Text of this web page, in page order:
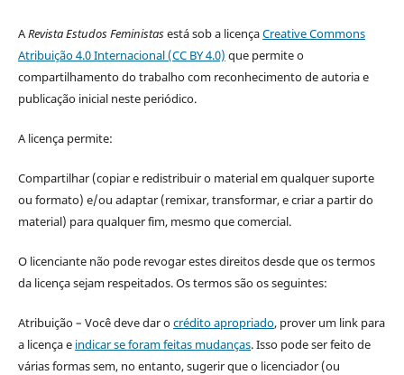
ARevista Estudos Feministasestá sob a licençaCreative Commons
Atribuição 4.0 Internacional (CC BY 4.0) que permite o
compartilhamento do trabalho com reconhecimento de autoria e
publicação inicial neste periódico.
A licença permite:
Compartilhar (copiar e redistribuir o material em qualquer suporte
ou formato) e/ou adaptar (remixar, transformar, e criar a partir do
material) para qualquer fim, mesmo que comercial.
O licenciante não pode revogar estes direitos desde que os termos
da licença sejam respeitados. Os termos são os seguintes:
Atribuição – Você deve dar ocrédito apropriado, prover um link para
a licença e indicar se foram feitas mudanças. Isso pode ser feito de
várias formas sem, no entanto, sugerir que o licenciador (ou